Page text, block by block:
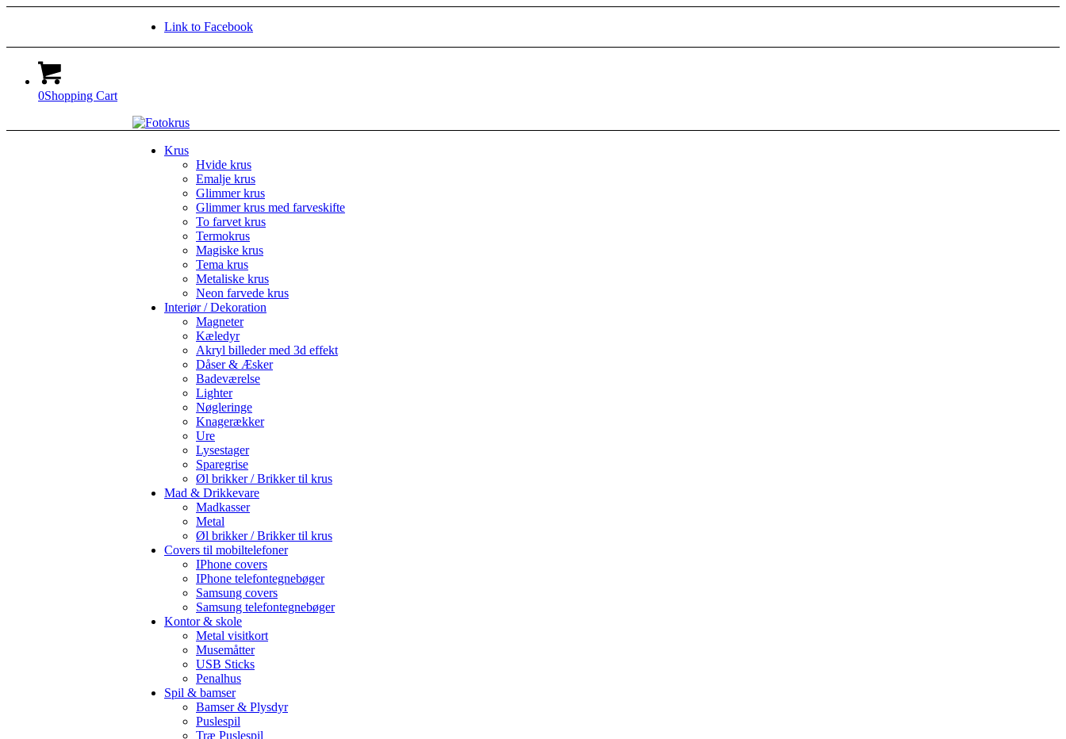
Link to Facebook
0Shopping Cart
Krus
Hvide krus
Emalje krus
Glimmer krus
Glimmer krus med farveskifte
To farvet krus
Termokrus
Magiske krus
Tema krus
Metaliske krus
Neon farvede krus
Interiør / Dekoration
Magneter
Kæledyr
Akryl billeder med 3d effekt
Dåser & Æsker
Badeværelse
Lighter
Nøgleringe
Knagerækker
Ure
Lysestager
Sparegrise
Øl brikker / Brikker til krus
Mad & Drikkevare
Madkasser
Metal
Øl brikker / Brikker til krus
Covers til mobiltelefoner
IPhone covers
IPhone telefontegnebøger
Samsung covers
Samsung telefontegnebøger
Kontor & skole
Metal visitkort
Musemåtter
USB Sticks
Penalhus
Spil & bamser
Bamser & Plysdyr
Puslespil
Træ Puslespil